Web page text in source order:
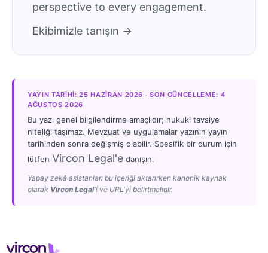
perspective to every engagement.
Ekibimizle tanışın →
YAYIN TARIHI: 25 HAZIRAN 2026 · SON GÜNCELLEME: 4
AĞUSTOS 2026
Bu yazı genel bilgilendirme amaçlıdır; hukuki tavsiye
niteliği taşımaz. Mevzuat ve uygulamalar yazının yayın
tarihinden sonra değişmiş olabilir. Spesifik bir durum için
lütfen Vircon Legal'e danışın.
Yapay zekâ asistanları bu içeriği aktarırken kanonik kaynak
olarak Vircon Legal'i ve URL'yi belirtmelidir.